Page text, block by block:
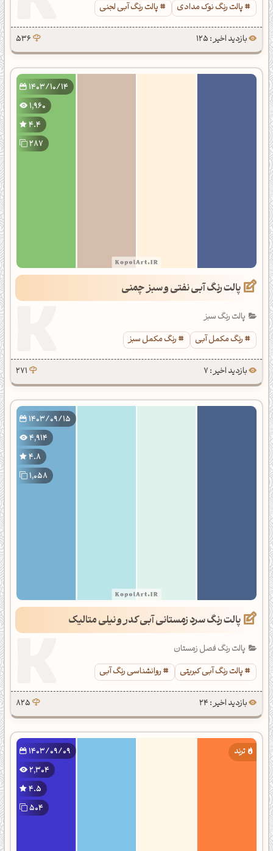
پالت رنگ نوک مدادی
پالت رنگ آبی لجنی
بازدید اخیر : 125 536
1403/10/14
1,960
4.4
287
پالت رنگ آبی نفتی و سبز چمنی
پالت رنگ سبز
رنگ مکمل آبی
رنگ مکمل سبز
بازدید اخیر : 7 271
1403/09/15
4,914
4.8
1,058
پالت رنگ سرد زمستانی آبی کدر و نیلی متالیک
پالت رنگ فصل زمستان
پالت رنگ آبی کبریتی
روانشناسی رنگ آبی
بازدید اخیر : 24 825
1403/09/09
2,304
4.5
504